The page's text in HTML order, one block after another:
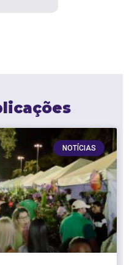
NOTÍCIAS